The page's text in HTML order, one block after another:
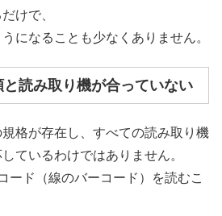
けで、
になることも少なくありません。
読み取り機が合っていない
格が存在し、すべての読み取り機
ているわけではありません。
ード（線のバーコード）を読むこ